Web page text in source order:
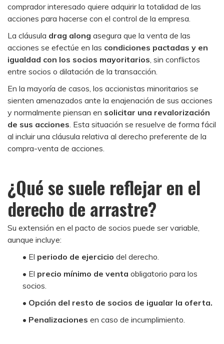
comprador interesado quiere adquirir la totalidad de las
acciones para hacerse con el control de la empresa.
La cláusula drag along asegura que la venta de las
acciones se efectúe en las condiciones pactadas y en
igualdad con los socios mayoritarios , sin conflictos
entre socios o dilatación de la transacción.
En la mayoría de casos, los accionistas minoritarios se
sienten amenazados ante la enajenación de sus acciones
y normalmente piensan en solicitar una revalorización
de sus acciones . Esta situación se resuelve de forma fácil
al incluir una cláusula relativa al derecho preferente de la
compra-venta de acciones.
¿Qué se suele reflejar en el
derecho de arrastre?
Su extensión en el pacto de socios puede ser variable,
aunque incluye:
• El periodo de ejercicio del derecho.
• El precio mínimo de venta obligatorio para los
socios.
• Opción del resto de socios de igualar la oferta.
• Penalizaciones en caso de incumplimiento.